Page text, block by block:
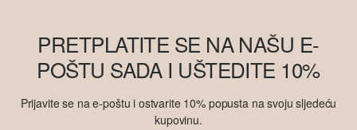
PRETPLATITE SE NA NAŠU E-
POŠTU SADA I UŠTEDITE 10%
Prijavite se na e-poštu i ostvarite 10% popusta na svoju sljedeću
kupovinu.